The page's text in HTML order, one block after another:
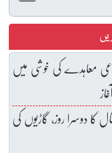
معاہدے کی خوشی میں
کا دوسرا روز، گاڑیوں کی